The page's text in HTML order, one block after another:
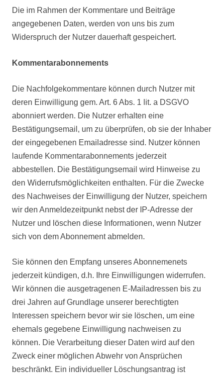
Die im Rahmen der Kommentare und Beiträge
angegebenen Daten, werden von uns bis zum
Widerspruch der Nutzer dauerhaft gespeichert.
Kommentarabonnements
Die Nachfolgekommentare können durch Nutzer mit
deren Einwilligung gem. Art. 6 Abs. 1 lit. a DSGVO
abonniert werden. Die Nutzer erhalten eine
Bestätigungsemail, um zu überprüfen, ob sie der Inhaber
der eingegebenen Emailadresse sind. Nutzer können
laufende Kommentarabonnements jederzeit
abbestellen. Die Bestätigungsemail wird Hinweise zu
den Widerrufsmöglichkeiten enthalten. Für die Zwecke
des Nachweises der Einwilligung der Nutzer, speichern
wir den Anmeldezeitpunkt nebst der IP-Adresse der
Nutzer und löschen diese Informationen, wenn Nutzer
sich von dem Abonnement abmelden.
Sie können den Empfang unseres Abonnemenets
jederzeit kündigen, d.h. Ihre Einwilligungen widerrufen.
Wir können die ausgetragenen E-Mailadressen bis zu
drei Jahren auf Grundlage unserer berechtigten
Interessen speichern bevor wir sie löschen, um eine
ehemals gegebene Einwilligung nachweisen zu
können. Die Verarbeitung dieser Daten wird auf den
Zweck einer möglichen Abwehr von Ansprüchen
beschränkt. Ein individueller Löschungsantrag ist